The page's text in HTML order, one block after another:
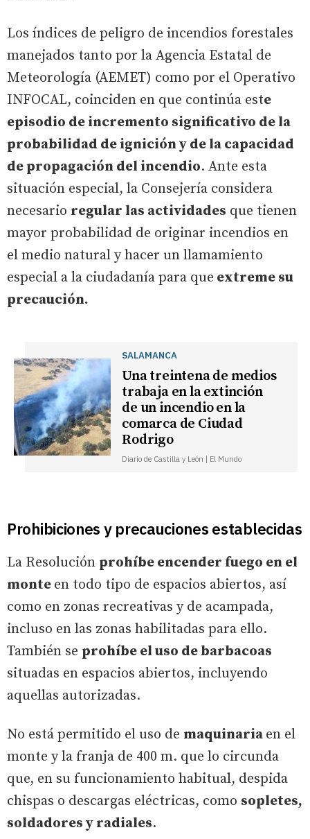
Los índices de peligro de incendios forestales
manejados tanto por la Agencia Estatal de
Meteorología (AEMET) como por el Operativo
INFOCAL, coinciden en que continúa este
episodio de incremento significativo de la
probabilidad de ignición y de la capacidad
de propagación del incendio. Ante esta
situación especial, la Consejería considera
necesario regular las actividades que tienen
mayor probabilidad de originar incendios en
el medio natural y hacer un llamamiento
especial a la ciudadanía para que extreme su
precaución.
SALAMANCA
Una treintena de medios
trabaja en la extinción
de un incendio en la
comarca de Ciudad
Rodrigo
Diario de Castilla y León | El Mundo
Prohibiciones y precauciones establecidas
La Resolución prohíbe encender fuego en el
monte en todo tipo de espacios abiertos, así
como en zonas recreativas y de acampada,
incluso en las zonas habilitadas para ello.
También se prohíbe el uso de barbacoas
situadas en espacios abiertos, incluyendo
aquellas autorizadas.
No está permitido el uso de maquinaria en el
monte y la franja de 400 m. que lo circunda
que, en su funcionamiento habitual, despida
chispas o descargas eléctricas, como sopletes,
soldadores y radiales.